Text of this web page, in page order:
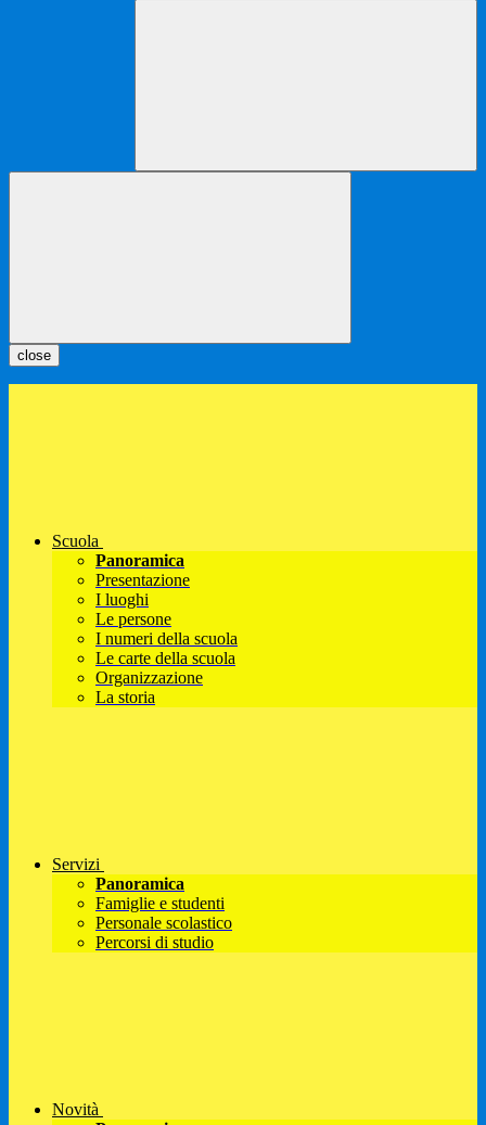
close
Scuola
Panoramica
Presentazione
I luoghi
Le persone
I numeri della scuola
Le carte della scuola
Organizzazione
La storia
Servizi
Panoramica
Famiglie e studenti
Personale scolastico
Percorsi di studio
Novità